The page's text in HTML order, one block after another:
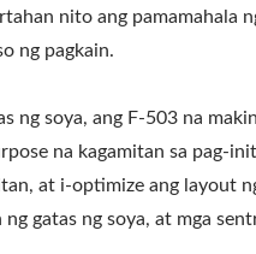
nito ang pamamahala
ng pagkain.
ng soya, ang F-503 na
na kagamitan sa pag-
at i-optimize ang layout
gatas ng soya, at mga